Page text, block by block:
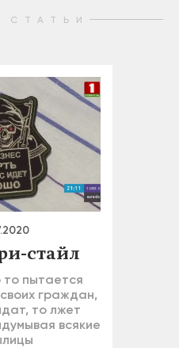
стайл
то пытается
граждан,
то лжет
всякие